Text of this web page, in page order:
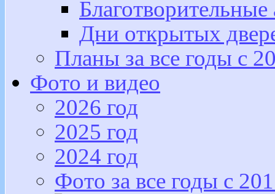
Дни открытых
Планы за все годы с
Фото и видео
2026 год
2025 год
2024 год
Фото за все годы с